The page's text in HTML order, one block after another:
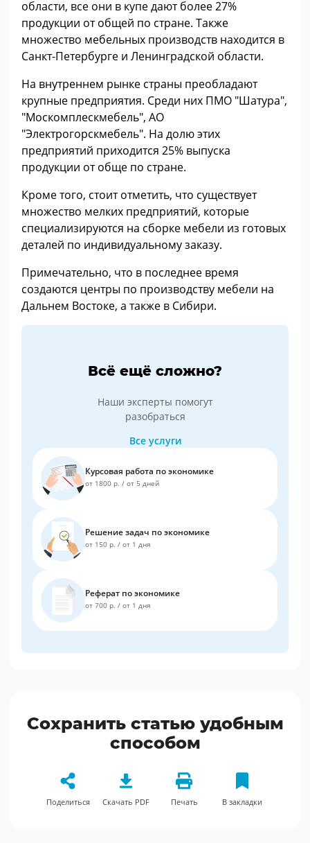
области, все они в купе дают более 27%
продукции от общей по стране. Также
множество мебельных производств находится в
Санкт-Петербурге и Ленинградской области.
На внутреннем рынке страны преобладают
крупные предприятия. Среди них ПМО "Шатура",
"Москомплескмебель", АО
"Электрогорскмебель". На долю этих
предприятий приходится 25% выпуска
продукции от обще по стране.
Кроме того, стоит отметить, что существует
множество мелких предприятий, которые
специализируются на сборке мебели из готовых
деталей по индивидуальному заказу.
Примечательно, что в последнее время
создаются центры по производству мебели на
Дальнем Востоке, а также в Сибири.
Всё ещё сложно?
Наши эксперты помогут
разобраться
Все услуги
Курсовая работа по экономике
от 1800 р. / от 5 дней
Решение задач по экономике
от 150 р. / от 1 дня
Реферат по экономике
от 700 р. / от 1 дня
Сохранить статью удобным
способом
Поделиться Скачать PDF Печать В закладки